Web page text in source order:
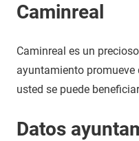
Caminreal
Caminreal es un
ayuntamiento
usted se puede
Datos